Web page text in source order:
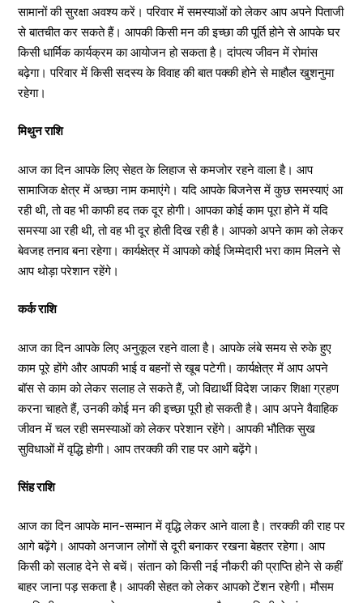
सामानों की सुरक्षा अवश्य करें। परिवार में समस्याओं को लेकर आप अपने पिताजी
से बातचीत कर सकते हैं। आपकी किसी मन की इच्छा की पूर्ति होने से आपके घर
किसी धार्मिक कार्यक्रम का आयोजन हो सकता है। दांपत्य जीवन में रोमांस
बढ़ेगा। परिवार में किसी सदस्य के विवाह की बात पक्की होने से माहौल खुशनुमा
रहेगा।
मिथुन राशि
आज का दिन आपके लिए सेहत के लिहाज से कमजोर रहने वाला है। आप
सामाजिक क्षेत्र में अच्छा नाम कमाएंगे। यदि आपके बिजनेस में कुछ समस्याएं आ
रही थी, तो वह भी काफी हद तक दूर होगी। आपका कोई काम पूरा होने में यदि
समस्या आ रही थी, तो वह भी दूर होती दिख रही है। आपको अपने काम को लेकर
बेवजह तनाव बना रहेगा। कार्यक्षेत्र में आपको कोई जिम्मेदारी भरा काम मिलने से
आप थोड़ा परेशान रहेंगे।
कर्क राशि
आज का दिन आपके लिए अनुकूल रहने वाला है। आपके लंबे समय से रुके हुए
काम पूरे होंगे और आपकी भाई व बहनों से खूब पटेगी। कार्यक्षेत्र में आप अपने
बॉस से काम को लेकर सलाह ले सकते हैं, जो विद्यार्थी विदेश जाकर शिक्षा ग्रहण
करना चाहते हैं, उनकी कोई मन की इच्छा पूरी हो सकती है। आप अपने वैवाहिक
जीवन में चल रही समस्याओं को लेकर परेशान रहेंगे। आपकी भौतिक सुख
सुविधाओं में वृद्धि होगी। आप तरक्की की राह पर आगे बढ़ेंगे।
सिंह राशि
आज का दिन आपके मान-सम्मान में वृद्धि लेकर आने वाला है। तरक्की की राह पर
आगे बढ़ेंगे। आपको अनजान लोगों से दूरी बनाकर रखना बेहतर रहेगा। आप
किसी को सलाह देने से बचें। संतान को किसी नई नौकरी की प्राप्ति होने से कहीं
बाहर जाना पड़ सकता है। आपकी सेहत को लेकर आपको टेंशन रहेगी। मौसम